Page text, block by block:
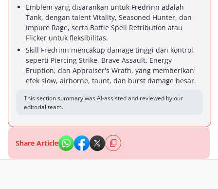
Emblem yang disarankan untuk Fredrinn adalah
Tank, dengan talent Vitality, Seasoned Hunter, dan
Impure Rage, serta Battle Spell Retribution atau
Flicker untuk fleksibilitas.
Skill Fredrinn mencakup damage tinggi dan kontrol,
seperti Piercing Strike, Brave Assault, Energy
Eruption, dan Appraiser's Wrath, yang memberikan
efek slow, airborne, taunt, dan burst damage besar.
This section summary was AI-assisted and reviewed by our
editorial team.
Share Article